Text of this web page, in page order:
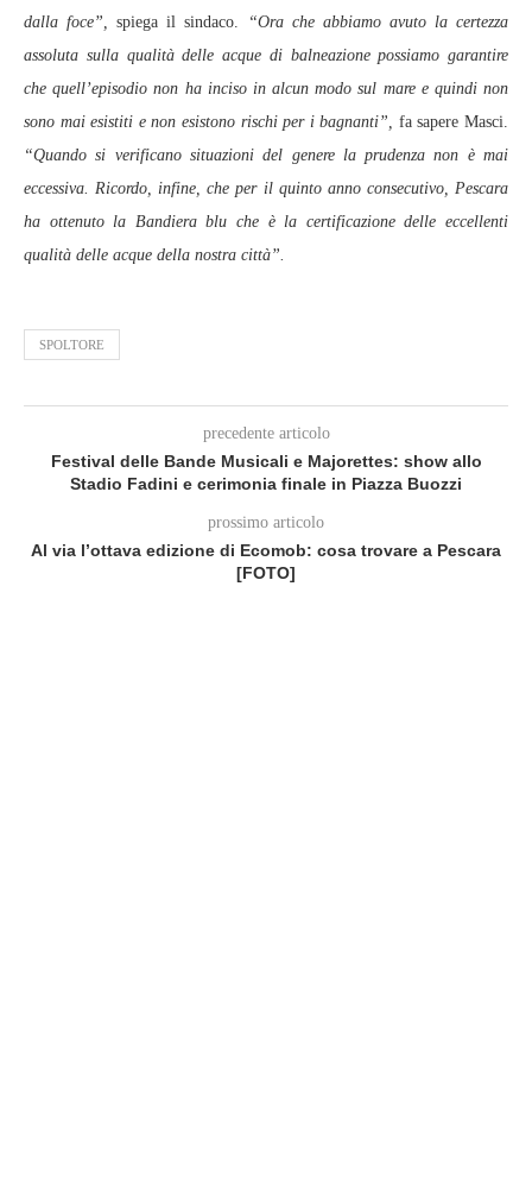
dalla foce”, spiega il sindaco.
“Ora che abbiamo avuto la certezza
assoluta sulla qualità delle acque di balneazione possiamo garantire
che quell’episodio non ha inciso in alcun modo sul mare e quindi non
sono mai esistiti e non esistono rischi per i bagnanti”, fa sapere Masci.
“Quando si verificano situazioni del genere la prudenza non è mai
eccessiva. Ricordo, infine, che per il quinto anno consecutivo, Pescara
ha ottenuto la Bandiera blu che è la certificazione delle eccellenti
qualità delle acque della nostra città”.
SPOLTORE
precedente articolo
Festival delle Bande Musicali e Majorettes: show allo
Stadio Fadini e cerimonia finale in Piazza Buozzi
prossimo articolo
Al via l’ottava edizione di Ecomob: cosa trovare a Pescara
[FOTO]